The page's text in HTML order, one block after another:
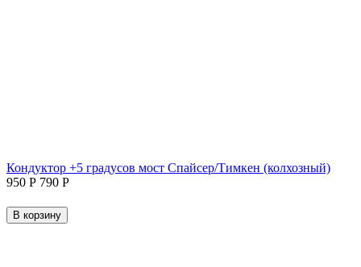
Кондуктор +5 градусов мост Спайсер/Тимкен (колхозный)
‍950‍ Р ‍790‍ Р
В корзину